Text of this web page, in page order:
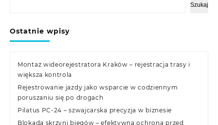
Szukaj
Ostatnie wpisy
Montaż wideorejestratora Kraków – rejestracja trasy i
większa kontrola
Rejestrowanie jazdy jako wsparcie w codziennym
poruszaniu się po drogach
Pilatus PC-24 – szwajcarska precyzja w biznesie
Blokada skrzyni biegów – efektywna ochrona przed